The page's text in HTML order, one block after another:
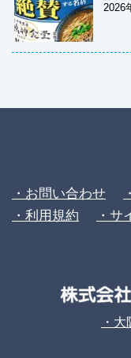
2026
・お問い合わせ
・利用規約
・サ
・